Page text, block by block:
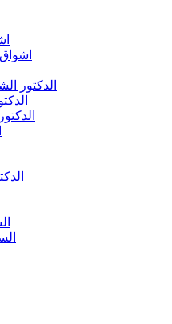
حيدر
الدكتور